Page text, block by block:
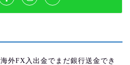
海外FX入出金でまだ銀行送金でき